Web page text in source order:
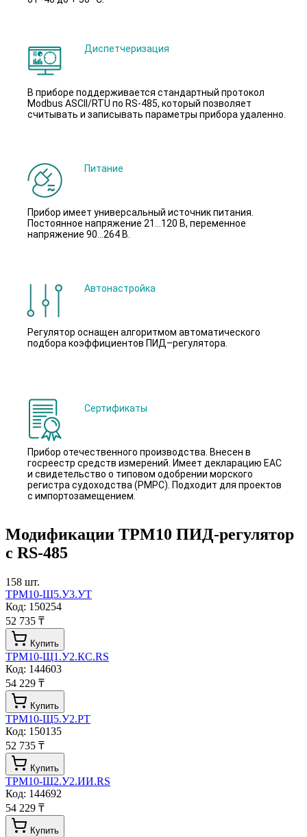
Диспетчеризация
В приборе поддерживается стандартный протокол
Modbus ASCII/RTU по RS-485, который позволяет
считывать и записывать параметры прибора удаленно.
Питание
Прибор имеет универсальный источник питания.
Постоянное напряжение 21…120 В, переменное
напряжение 90...264 В.
Автонастройка
Регулятор оснащен алгоритмом автоматического
подбора коэффициентов ПИД–регулятора.
Сертификаты
Прибор отечественного производства. Внесен в
госреестр средств измерений. Имеет декларацию ЕАС
и свидетельство о типовом одобрении морского
регистра судоходства (РМРС). Подходит для проектов
с импортозамещением.
Модификации ТРМ10 ПИД-регулятор
с RS-485
158 шт.
ТРМ10-Щ5.У3.УТ
Код: 150254
52 735 ₸
Купить
ТРМ10-Щ1.У2.КС.RS
Код: 144603
54 229 ₸
Купить
ТРМ10-Щ5.У2.РТ
Код: 150135
52 735 ₸
Купить
ТРМ10-Щ2.У2.ИИ.RS
Код: 144692
54 229 ₸
Купить